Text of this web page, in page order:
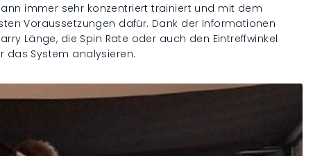
immer sehr konzentriert trainiert und mit dem
Voraussetzungen dafür. Dank der Informationen
Länge, die Spin Rate oder auch den Eintreffwinkel
das System analysieren.